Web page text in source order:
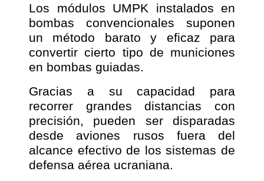
Los módulos UMPK instalados en
bombas convencionales suponen
un método barato y eficaz para
convertir cierto tipo de municiones
en bombas guiadas.
Gracias a su capacidad para
recorrer grandes distancias con
precisión, pueden ser disparadas
desde aviones rusos fuera del
alcance efectivo de los sistemas de
defensa aérea ucraniana.